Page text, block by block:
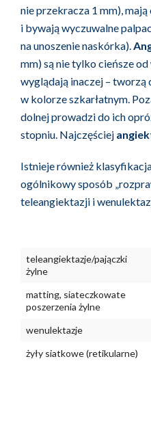
nie przekracza 1 mm),
i bywają wyczuwalne
na unoszenie naskórka).
mm) są nie tylko cieńsze od
wyglądają inaczej – tworzą
w kolorze szkarłatnym.
dolnej prowadzi do ich
stopniu. Najczęściej
Istnieje również
ogólnikowy sposób
teleangiektazji i
teleangiektazje/pajączki
żylne
matting, siateczkowate
poszerzenia żylne
wenulektazje
żyły siatkowe (retikularne)